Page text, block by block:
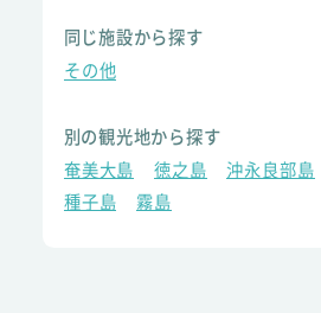
同じ施設から探す
その他
別の観光地から探す
奄美大島
徳之島 沖永良部島
種子島
霧島